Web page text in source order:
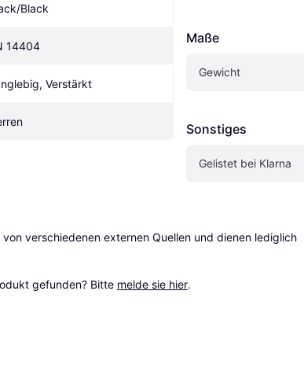
Black
14404
Verstärkt
Maße
Gewicht
Sonstiges
Gelistet bei Klarna
verschiedenen externen Quellen und dienen lediglich
gefunden? Bitte melde sie hier.